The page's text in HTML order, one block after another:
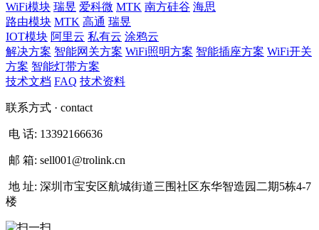
WiFi模块 瑞昱 爱科微 MTK 南方硅谷 海思
路由模块 MTK 高通 瑞昱
IOT模块 阿里云 私有云 涂鸦云
解决方案 智能网关方案 WiFi照明方案 智能插座方案 WiFi开关
方案 智能灯带方案
技术文档 FAQ 技术资料
联系方式 · contact
电 话: 13392166636
邮 箱: sell001@trolink.cn
地 址: 深圳市宝安区航城街道三围社区东华智造园二期5栋4-7
楼